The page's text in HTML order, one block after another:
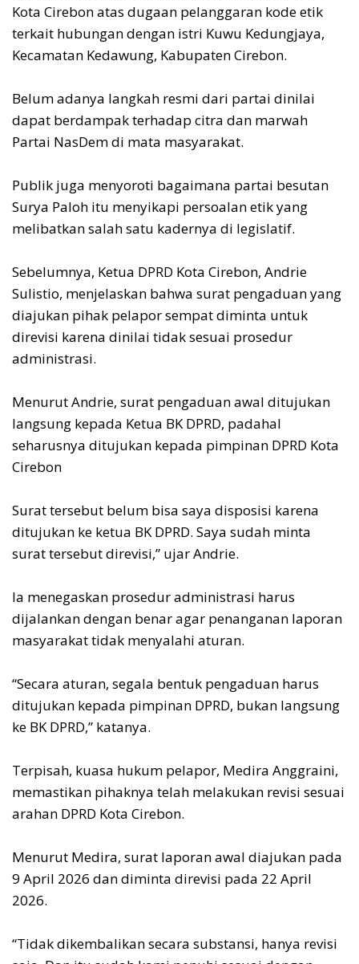
Kota Cirebon atas dugaan pelanggaran kode etik
terkait hubungan dengan istri Kuwu Kedungjaya,
Kecamatan Kedawung, Kabupaten Cirebon.
‎Belum adanya langkah resmi dari partai dinilai
dapat berdampak terhadap citra dan marwah
Partai NasDem di mata masyarakat.
‎Publik juga menyoroti bagaimana partai besutan
Surya Paloh itu menyikapi persoalan etik yang
melibatkan salah satu kadernya di legislatif.
‎Sebelumnya, Ketua DPRD Kota Cirebon, Andrie
Sulistio, menjelaskan bahwa surat pengaduan yang
diajukan pihak pelapor sempat diminta untuk
direvisi karena dinilai tidak sesuai prosedur
administrasi.
‎Menurut Andrie, surat pengaduan awal ditujukan
langsung kepada Ketua BK DPRD, padahal
seharusnya ditujukan kepada pimpinan DPRD Kota
Cirebon
‎Surat tersebut belum bisa saya disposisi karena
ditujukan ke ketua BK DPRD. Saya sudah minta
surat tersebut direvisi,” ujar Andrie.
‎Ia menegaskan prosedur administrasi harus
dijalankan dengan benar agar penanganan laporan
masyarakat tidak menyalahi aturan.
‎“Secara aturan, segala bentuk pengaduan harus
ditujukan kepada pimpinan DPRD, bukan langsung
ke BK DPRD,” katanya.
‎Terpisah, kuasa hukum pelapor, Medira Anggraini,
memastikan pihaknya telah melakukan revisi sesuai
arahan DPRD Kota Cirebon.
‎Menurut Medira, surat laporan awal diajukan pada
9 April 2026 dan diminta direvisi pada 22 April
2026.
‎“Tidak dikembalikan secara substansi, hanya revisi